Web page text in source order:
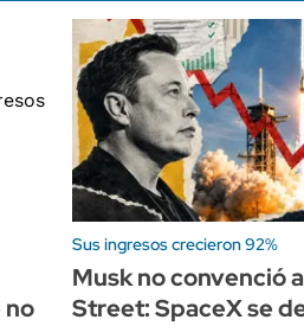
no
Sus ingresos crecieron 92%
Musk no convenció
Street: SpaceX se